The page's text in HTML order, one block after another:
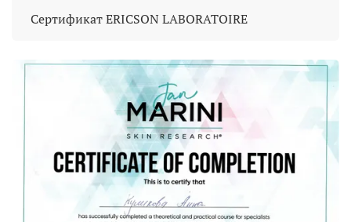
Сертификат ERICSON LABORATOIRE